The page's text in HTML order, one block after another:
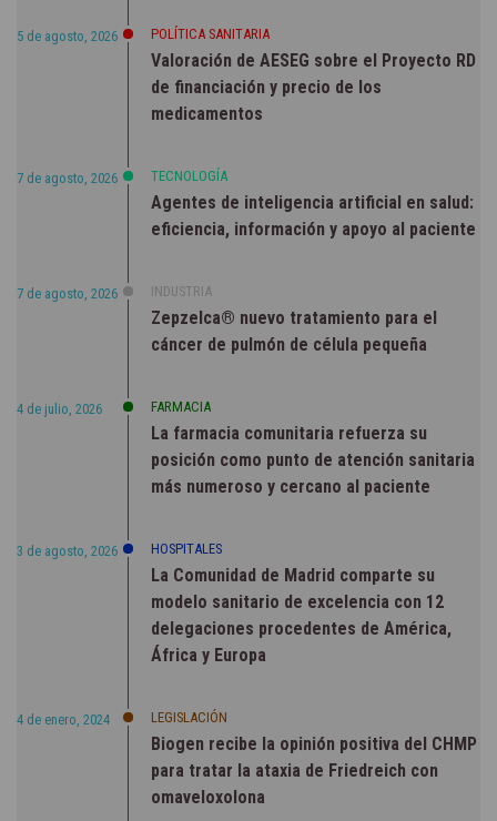
5 de agosto, 2026 POLÍTICA SANITARIA
Valoración de AESEG sobre el Proyecto RD
de financiación y precio de los
medicamentos
7 de agosto, 2026 TECNOLOGÍA
Agentes de inteligencia artificial en salud:
eficiencia, información y apoyo al paciente
7 de agosto, 2026 INDUSTRIA
Zepzelca® nuevo tratamiento para el
cáncer de pulmón de célula pequeña
4 de julio, 2026 FARMACIA
La farmacia comunitaria refuerza su
posición como punto de atención sanitaria
más numeroso y cercano al paciente
3 de agosto, 2026 HOSPITALES
La Comunidad de Madrid comparte su
modelo sanitario de excelencia con 12
delegaciones procedentes de América,
África y Europa
4 de enero, 2024 LEGISLACIÓN
Biogen recibe la opinión positiva del CHMP
para tratar la ataxia de Friedreich con
omaveloxolona